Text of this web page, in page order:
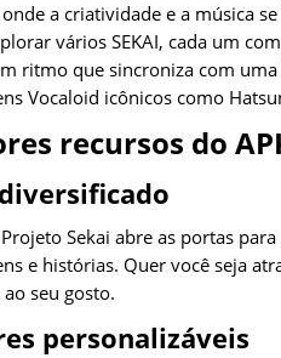
a criatividade e a música
vários SEKAI, cada um
ritmo que sincroniza com
Vocaloid icônicos como
recursos do
diversificado
Sekai abre as portas
e histórias. Quer você seja
seu gosto.
personalizáveis